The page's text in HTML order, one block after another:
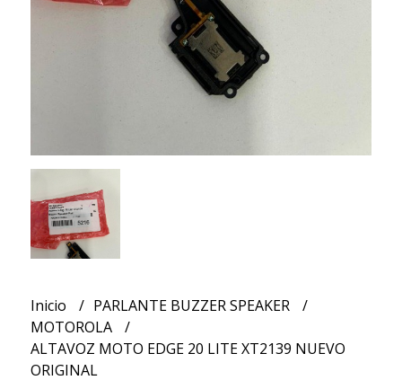
Inicio
PARLANTE BUZZER SPEAKER
MOTOROLA
ALTAVOZ MOTO EDGE 20 LITE XT2139 NUEVO
ORIGINAL